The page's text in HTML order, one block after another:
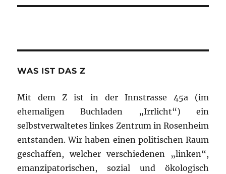
WAS IST DAS Z
Mit dem Z ist in der Innstrasse 45a (im
ehemaligen Buchladen „Irrlicht“) ein
selbstverwaltetes linkes Zentrum in Rosenheim
entstanden. Wir haben einen politischen Raum
geschaffen, welcher verschiedenen „linken“,
emanzipatorischen, sozial und ökologisch